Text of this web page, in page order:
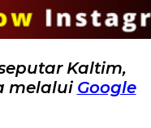
Kaltim,
melalui Google